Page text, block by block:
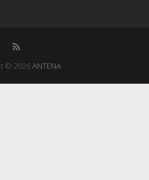
© 2026ANTENA